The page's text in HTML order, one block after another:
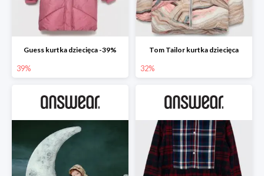
Guess kurtka dziecięca -39%
39%
Tom Tailor kurtka dziecięca
32%